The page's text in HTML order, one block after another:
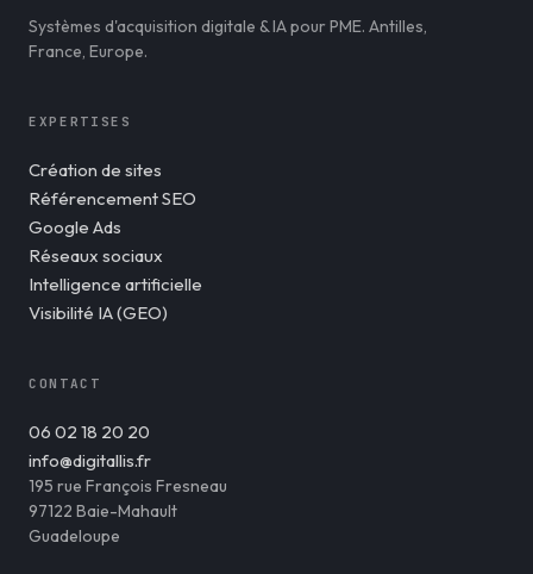
Systèmes d'acquisition digitale & IA pour PME. Antilles,
France, Europe.
EXPERTISES
Création de sites
Référencement SEO
Google Ads
Réseaux sociaux
Intelligence artificielle
Visibilité IA (GEO)
CONTACT
06 02 18 20 20
info@digitallis.fr
195 rue François Fresneau
97122 Baie-Mahault
Guadeloupe